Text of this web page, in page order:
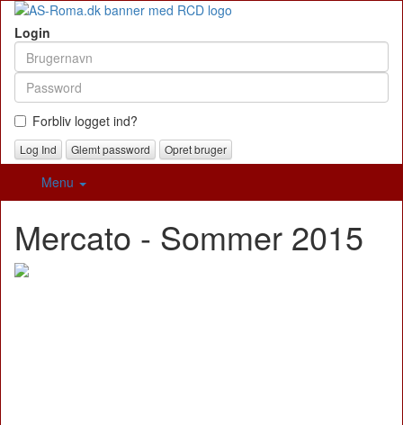
Login
Forbliv logget ind?
Glemt password Opret bruger
Menu
Mercato - Sommer 2015